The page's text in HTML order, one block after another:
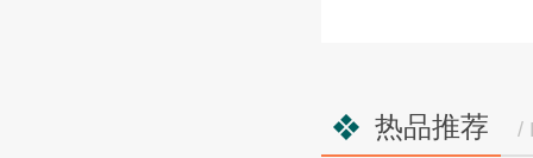
热品推荐 /